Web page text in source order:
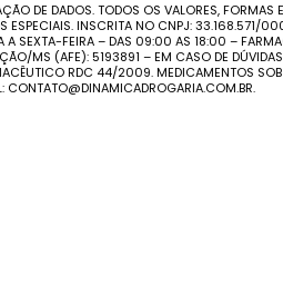
DE DADOS. TODOS OS VALORES, FORMAS
ESPECIAIS. INSCRITA NO CNPJ: 33.168.571/
A SEXTA-FEIRA – DAS 09:00 AS 18:00 –
MS (AFE): 5193891 – EM CASO DE
RDC 44/2009. MEDICAMENTOS
CONTATO@DINAMICADROGARIA.COM.BR.